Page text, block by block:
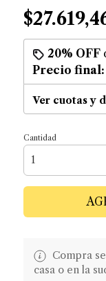
20% OFF
Precio final:
Ver cuotas y
Cantidad
Compra
casa o en la